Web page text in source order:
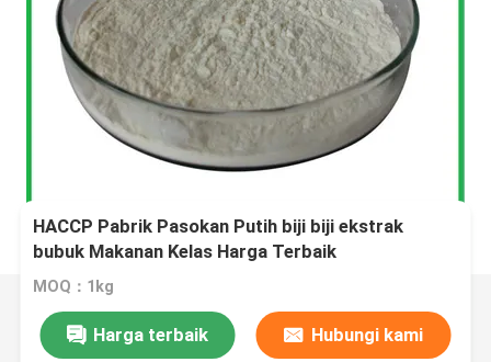
HACCP Pabrik Pasokan Putih biji biji ekstrak
bubuk Makanan Kelas Harga Terbaik
MOQ：1kg
Harga terbaik Hubungi kami